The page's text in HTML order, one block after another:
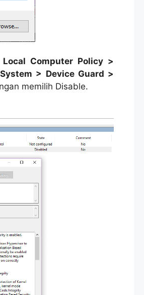
Local Computer Policy >
> Device Guard >
memilih Disable.